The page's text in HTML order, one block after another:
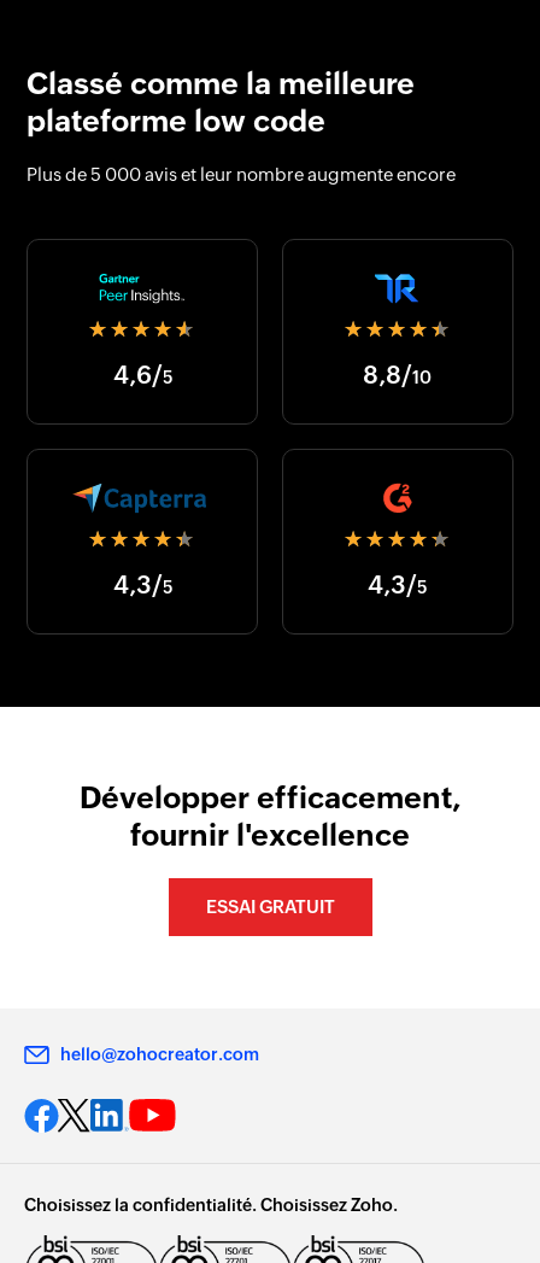
Classé comme la meilleure
plateforme low code
Plus de 5 000 avis et leur nombre augmente encore
★★★★★
4,6/5
★★★★★
8,8/10
★★★★★
4,3/5
★★★★★
4,3/5
Développer efficacement,
fournir l'excellence
ESSAI GRATUIT
hello@zohocreator.com
Choisissez la confidentialité. Choisissez Zoho.